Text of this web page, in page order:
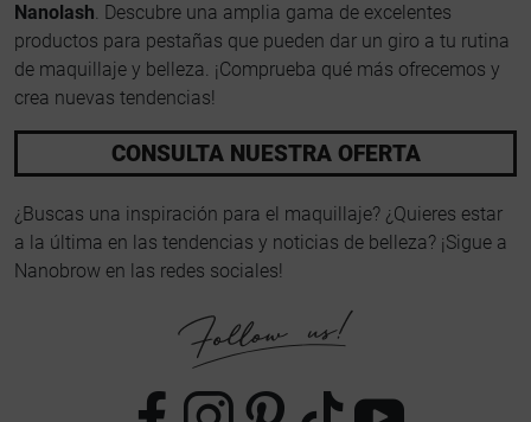
Nanolash. Descubre una amplia gama de excelentes
productos para pestañas que pueden dar un giro a tu rutina
de maquillaje y belleza. ¡Comprueba qué más ofrecemos y
crea nuevas tendencias!
CONSULTA NUESTRA OFERTA
¿Buscas una inspiración para el maquillaje? ¿Quieres estar
a la última en las tendencias y noticias de belleza? ¡Sigue a
Nanobrow en las redes sociales!